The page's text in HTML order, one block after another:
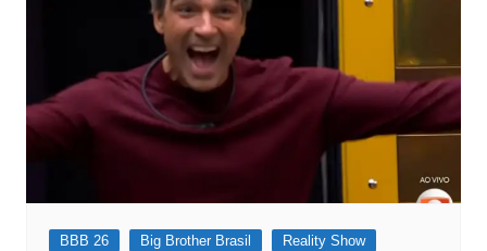
BBB 26 Big Brother Brasil Reality Show